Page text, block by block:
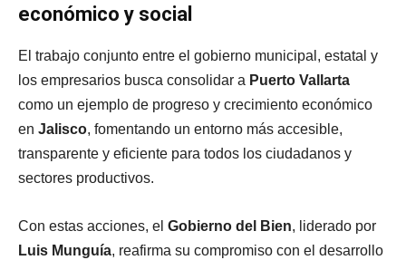
económico y social
El trabajo conjunto entre el gobierno municipal, estatal y
los empresarios busca consolidar a Puerto Vallarta
como un ejemplo de progreso y crecimiento económico
en Jalisco, fomentando un entorno más accesible,
transparente y eficiente para todos los ciudadanos y
sectores productivos.
Con estas acciones, el Gobierno del Bien, liderado por
Luis Munguía, reafirma su compromiso con el desarrollo